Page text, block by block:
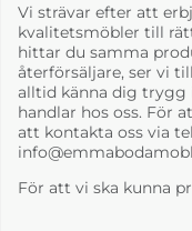
Vi strävar efter att
kvalitetsmöbler till
hittar du samma
återförsäljare, ser vi
alltid känna dig trygg
handlar hos oss. För
att kontakta oss via
För att vi ska kunna